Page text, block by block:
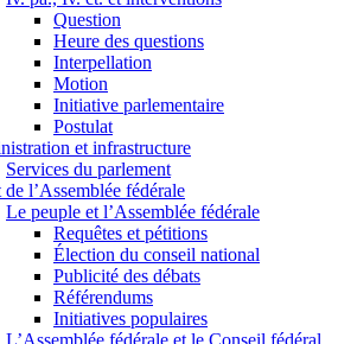
Question
Heure des questions
Interpellation
Motion
Initiative parlementaire
Postulat
et infrastructure
Services du parlement
de l’Assemblée fédérale
Le peuple et l’Assemblée fédérale
Requêtes et pétitions
Élection du conseil national
Publicité des débats
Référendums
Initiatives populaires